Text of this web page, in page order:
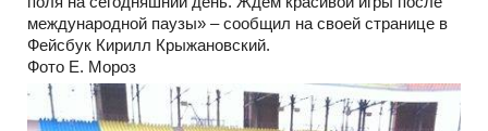
международной паузы» – сообщил на своей странице в
Фейсбук Кирилл Крыжановский.
Фото Е. Мороз